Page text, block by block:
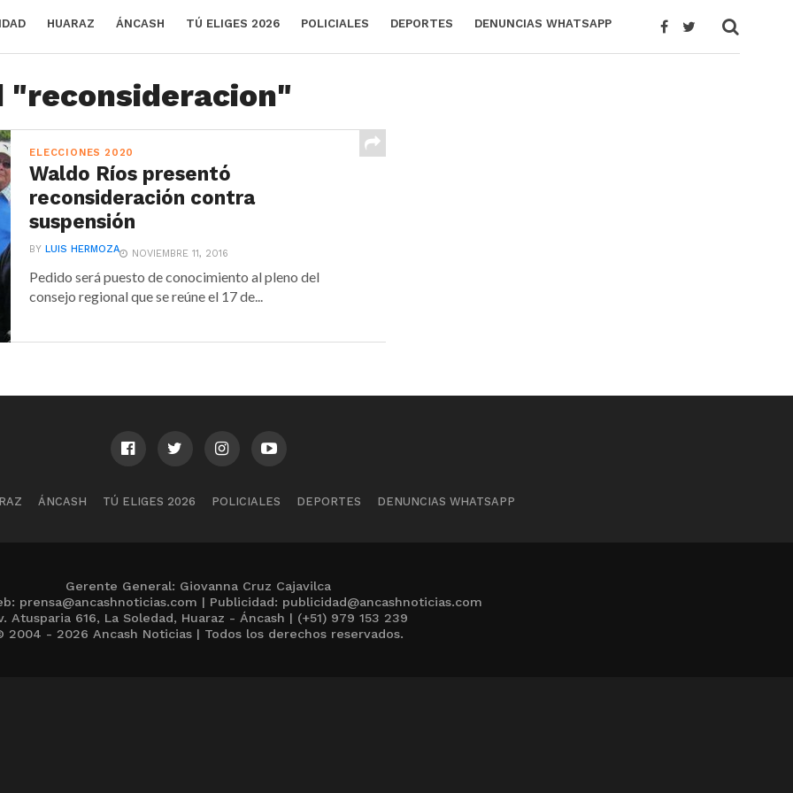
HUARAZ ÁNCASH TÚ ELIGES 2026 POLICIALES DEPORTES DENUNCIAS WHATSAPP
"reconsideracion"
ELECCIONES 2020
Waldo Ríos presentó
reconsideración contra
suspensión
BYLUIS HERMOZA NOVIEMBRE 11, 2016
Pedido será puesto de conocimiento al pleno del
consejo regional que se reúne el 17 de...
ÁNCASH TÚ ELIGES 2026 POLICIALES DEPORTES DENUNCIAS WHATSAPP
Gerente General: Giovanna Cruz Cajavilca
prensa@ancashnoticias.com | Publicidad: publicidad@ancashnoticias.com
Atusparia 616, La Soledad, Huaraz - Áncash | (+51) 979 153 239
2004 - 2026 Ancash Noticias | Todos los derechos reservados.